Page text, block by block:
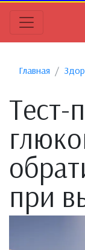
Главная
Тест-
при